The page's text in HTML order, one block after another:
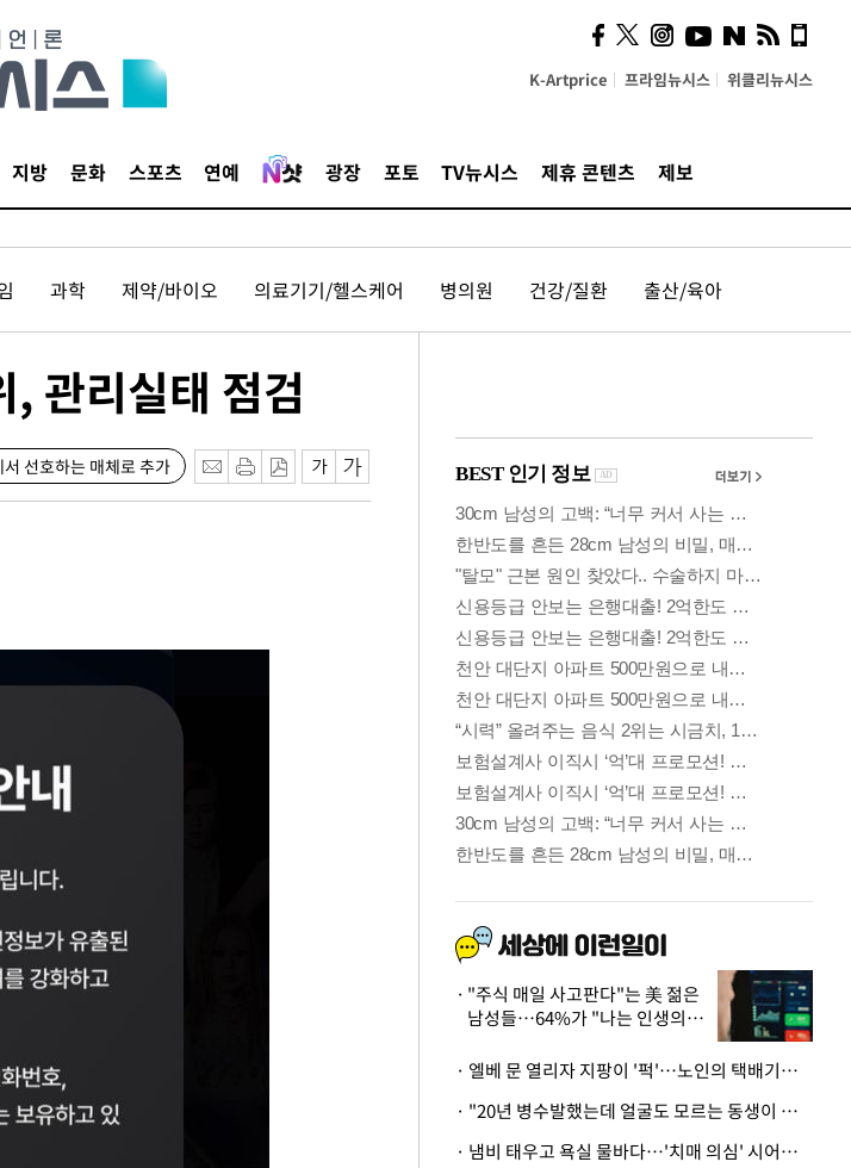
K-Artprice 프라임뉴시스 위클리뉴시스
지방 문화 스포츠 연예 광장 포토 TV뉴시스 제휴 콘텐츠 제보
과학 제약/바이오 의료기기/헬스케어 병의원 건강/질환 출산/육아
관리실태 점검
선호하는 매체로 추가
시, 스마트폰 액세서리에
NFC 더했다
"주식 매일 사고판다"는 美 젊은
남성들…64%가 "나는 인생의
· 엘베 문 열리자 지팡이 '퍽'…노인의 택배기사 폭행 이유
· "20년 병수발했는데 얼굴도 모르는 동생이 유산 절반을"…배다른 형제 상속권 있을까
· 냄비 태우고 욕실 물바다…'치매 의심' 시어머니 검사 권유했다가 '날벼락'